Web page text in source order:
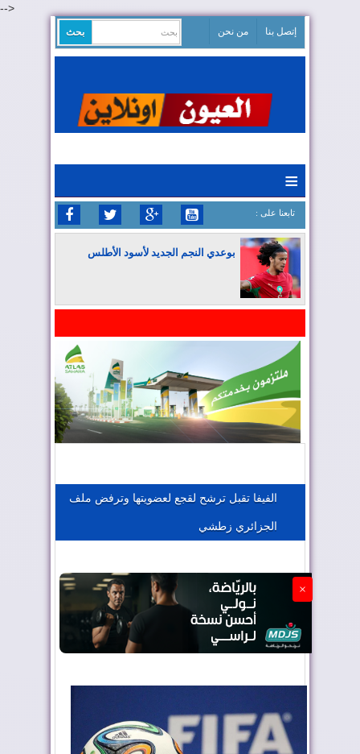
-->
إتصل بنا من نحن
≡
: تابعنا على
بوعدي النجم الجديد لأسود الأطلس
المغرب يعزز موقعه في صناعة الطيران
الجزائر تستسلم لفرنسا
الفيفا تقبل ترشح لقجع لعضويتها وترفض ملف
الجزائري زطشي
×